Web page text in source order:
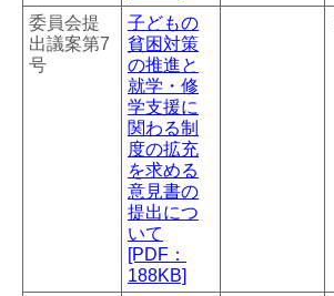
委員会提
出議案第7
号
子どもの
貧困対策
の推進と
就学・修
学支援に
関わる制
度の拡充
を求める
意見書の
提出につ
いて
[PDF：
188KB]